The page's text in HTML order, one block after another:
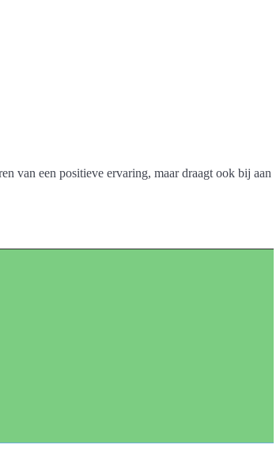
van een positieve ervaring, maar draagt ook bij aan